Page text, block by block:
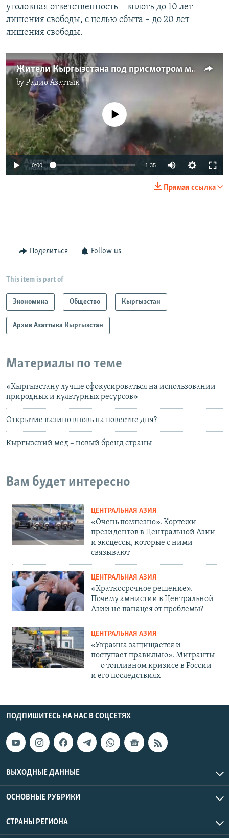
уголовная ответственность – вплоть до 10 лет
лишения свободы, с целью сбыта – до 20 лет
лишения свободы.
Жители Кыргызстана под присмотром милиционеров косят и жгут марихуану
byРадио Азаттык
No media source currently available
0:00 1:35
Прямая ссылка
Поделиться Follow us
This item is part of
Экономика Общество Кыргызстан
Архив Азаттыка Кыргызстан
Материалы по теме
«Кыргызстану лучше сфокусироваться на использовании
природных и культурных ресурсов»
Открытие казино вновь на повестке дня?
Кыргызский мед – новый бренд страны
Вам будет интересно
ЦЕНТРАЛЬНАЯ АЗИЯ
«Очень помпезно». Кортежи
президентов в Центральной Азии
и эксцессы, которые с ними
связывают
ЦЕНТРАЛЬНАЯ АЗИЯ
«Краткосрочное решение».
Почему амнистии в Центральной
Азии не панацея от проблемы?
ЦЕНТРАЛЬНАЯ АЗИЯ
«Украина защищается и
поступает правильно». Мигранты
— о топливном кризисе в России
и его последствиях
ПОДПИШИТЕСЬ НА НАС В СОЦСЕТЯХ
ВЫХОДНЫЕ ДАННЫЕ
ОСНОВНЫЕ РУБРИКИ
СТРАНЫ РЕГИОНА